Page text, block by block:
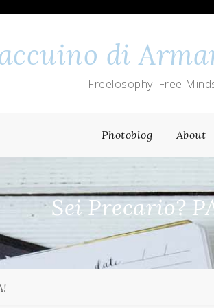
di
Freelosophy. Free
Photoblog About
Sei Precario?